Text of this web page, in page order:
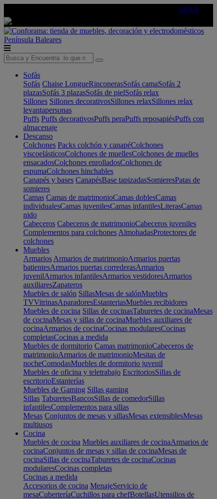
AQUÍ
Península Baleares
Sofás
Sofás Chaise LongueRinconerasSofás camaSofás 2
plazasSofás 3 plazasSofás de pielSofás relax
Sillones Sillones decorativosSillones relaxSillones relax
levantapersonas
Puffs Puffs decorativosPuffs peraPuffs reposapiésPuffs con
almacenaje
Descanso
Colchones Packs colchón y canapéColchones
viscoelásticosColchones de muellesColchones de muelles
ensacadosColchones enrolladosColchones de
espumaColchones hinchables
Canapés y bases CanapésBase tapizadasSomieresPatas de
somieres
Camas Camas de matrimonioCamas doblesCamas
individualesCamas juvenilesCamas infantilesLiterasCamas
nido
Cabeceros Cabeceros de matrimonioCabeceros juveniles
Complementos para colchones AlmohadasProtectores de
colchones
Muebles
Armarios Armarios de matrimonioArmarios puertas
batientesArmarios puertas correderasArmarios
juvenilArmarios infantilesArmarios vestidoresArmarios
auxiliaresZapateros
Muebles de salón SillasMesas de salónMuebles
TVVitrinasAparadoresEstanteriasMuebles recibidores
Muebles de cocina Sillas de cocinasTaburetes de cocinaMesas
de cocinaMesas y sillas de cocinaMuebles auxiliares de
cocinaArmarios de cocinaCocinas modularesCocinas
completasCocinas a medida
Muebles de dormitorio Camas matrimonioCabeceros de
matrimonioArmarios de matrimonioMesitas de
nocheComodasMuebles de dormitorio juvenil
Muebles de oficina y teletrabajo EscritoriosSillas de
escritorioEstanterías
Muebles de Gaming Sillas gaming
Sillas TaburetesBancosSillas de comedorSillas
infantilesComplementos para sillas
Mesas Conjuntos de mesas y sillasMesas extensiblesMesas
multiusos
Cocina
Muebles de cocina Muebles auxiliares de cocinaArmarios de
cocinaConjuntos de mesas y sillas de cocinaMesas de
cocinaSillas de cocinaTaburetes de cocinaCocinas
modularesCocinas completas
Cocinas a medida
Accesorios de cocina MenajeServicio de
mesaCuberteríaCuchillos para chefBotellasUtensilios de